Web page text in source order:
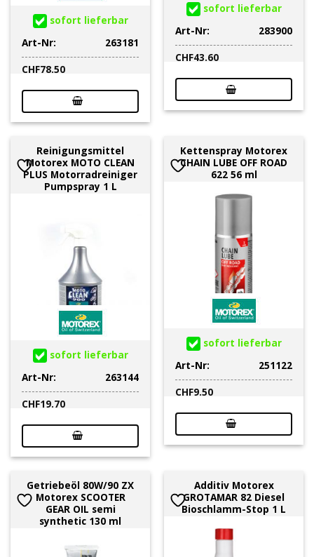
sofort lieferbar
Art-Nr:
263181
CHF78.50
sofort lieferbar
Art-Nr:
283900
CHF43.60
Reinigungsmittel
Motorex MOTO CLEAN
PLUS Motorradreiniger
Pumpspray 1 L
sofort lieferbar
Art-Nr:
263144
CHF19.70
Kettenspray Motorex
CHAIN LUBE OFF ROAD
622 56 ml
sofort lieferbar
Art-Nr:
251122
CHF9.50
Getriebeöl 80W/90 ZX
Motorex SCOOTER
GEAR OIL semi
synthetic 130 ml
Additiv Motorex
GROTAMAR 82 Diesel
Bioschlamm-Stop 1 L